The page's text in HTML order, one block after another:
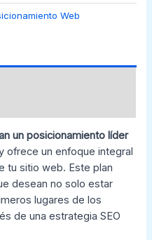
Web
un posicionamiento líder
ofrece un enfoque integral
tu sitio web. Este plan
desean no solo estar
lugares de los
de una estrategia SEO